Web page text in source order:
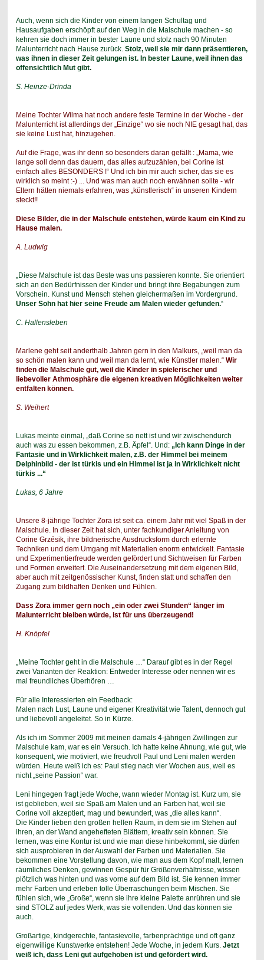
Auch, wenn sich die Kinder von einem langen Schultag und
Hausaufgaben erschöpft auf den Weg in die Malschule machen - so
kehren sie doch immer in bester Laune und stolz nach 90 Minuten
Malunterricht nach Hause zurück. Stolz, weil sie mir dann präsentieren,
was ihnen in dieser Zeit gelungen ist. In bester Laune, weil ihnen das
offensichtlich Mut gibt.
S. Heinze-Drinda
Meine Tochter Wilma hat noch andere feste Termine in der Woche - der
Malunterricht ist allerdings der „Einzige“ wo sie noch NIE gesagt hat, das
sie keine Lust hat, hinzugehen.
Auf die Frage, was ihr denn so besonders daran gefällt : „Mama, wie
lange soll denn das dauern, das alles aufzuzählen, bei Corine ist
einfach alles BESONDERS !“ Und ich bin mir auch sicher, das sie es
wirklich so meint :-) ... Und was man auch noch erwähnen sollte - wir
Eltern hätten niemals erfahren, was „künstlerisch“ in unseren Kindern
steckt!!
Diese Bilder, die in der Malschule entstehen, würde kaum ein Kind zu
Hause malen.
A. Ludwig
„Diese Malschule ist das Beste was uns passieren konnte. Sie orientiert
sich an den Bedürfnissen der Kinder und bringt ihre Begabungen zum
Vorschein. Kunst und Mensch stehen gleichermaßen im Vordergrund.
Unser Sohn hat hier seine Freude am Malen wieder gefunden.“
C. Hallensleben
Marlene geht seit anderthalb Jahren gern in den Malkurs, „weil man da
so schön malen kann und weil man da lernt, wie Künstler malen.“ Wir
finden die Malschule gut, weil die Kinder in spielerischer und
liebevoller Athmosphäre die eigenen kreativen Möglichkeiten weiter
entfalten können.
S. Weihert
Lukas meinte einmal, „daß Corine so nett ist und wir zwischendurch
auch was zu essen bekommen, z.B. Äpfel“. Und: „Ich kann Dinge in der
Fantasie und in Wirklichkeit malen, z.B. der Himmel bei meinem
Delphinbild - der ist türkis und ein Himmel ist ja in Wirklichkeit nicht
türkis ...“
Lukas, 6 Jahre
Unsere 8-jährige Tochter Zora ist seit ca. einem Jahr mit viel Spaß in der
Malschule. In dieser Zeit hat sich, unter fachkundiger Anleitung von
Corine Grzésik, ihre bildnerische Ausdrucksform durch erlernte
Techniken und dem Umgang mit Materialien enorm entwickelt. Fantasie
und Experimentierfreude werden gefördert und Sichtweisen für Farben
und Formen erweitert. Die Auseinandersetzung mit dem eigenen Bild,
aber auch mit zeitgenössischer Kunst, finden statt und schaffen den
Zugang zum bildhaften Denken und Fühlen.
Dass Zora immer gern noch „ein oder zwei Stunden“ länger im
Malunterricht bleiben würde, ist für uns überzeugend!
H. Knöpfel
„Meine Tochter geht in die Malschule …“ Darauf gibt es in der Regel
zwei Varianten der Reaktion: Entweder Interesse oder nennen wir es
mal freundliches Überhören …
Für alle Interessierten ein Feedback:
Malen nach Lust, Laune und eigener Kreativität wie Talent, dennoch gut
und liebevoll angeleitet. So in Kürze.
Als ich im Sommer 2009 mit meinen damals 4-jährigen Zwillingen zur
Malschule kam, war es ein Versuch. Ich hatte keine Ahnung, wie gut, wie
konsequent, wie motiviert, wie freudvoll Paul und Leni malen werden
würden. Heute weiß ich es: Paul stieg nach vier Wochen aus, weil es
nicht „seine Passion“ war.
Leni hingegen fragt jede Woche, wann wieder Montag ist. Kurz um, sie
ist geblieben, weil sie Spaß am Malen und an Farben hat, weil sie
Corine voll akzeptiert, mag und bewundert, was „die alles kann“.
Die Kinder lieben den großen hellen Raum, in dem sie im Stehen auf
ihren, an der Wand angehefteten Blättern, kreativ sein können. Sie
lernen, was eine Kontur ist und wie man diese hinbekommt, sie dürfen
sich ausprobieren in der Auswahl der Farben und Materialien. Sie
bekommen eine Vorstellung davon, wie man aus dem Kopf malt, lernen
räumliches Denken, gewinnen Gespür für Größenverhältnisse, wissen
plötzlich was hinten und was vorne auf dem Bild ist. Sie kennen immer
mehr Farben und erleben tolle Überraschungen beim Mischen. Sie
fühlen sich, wie „Große“, wenn sie ihre kleine Palette anrühren und sie
sind STOLZ auf jedes Werk, was sie vollenden. Und das können sie
auch.
Großartige, kindgerechte, fantasievolle, farbenprächtige und oft ganz
eigenwillige Kunstwerke entstehen! Jede Woche, in jedem Kurs. Jetzt
weiß ich, dass Leni gut aufgehoben ist und gefördert wird.